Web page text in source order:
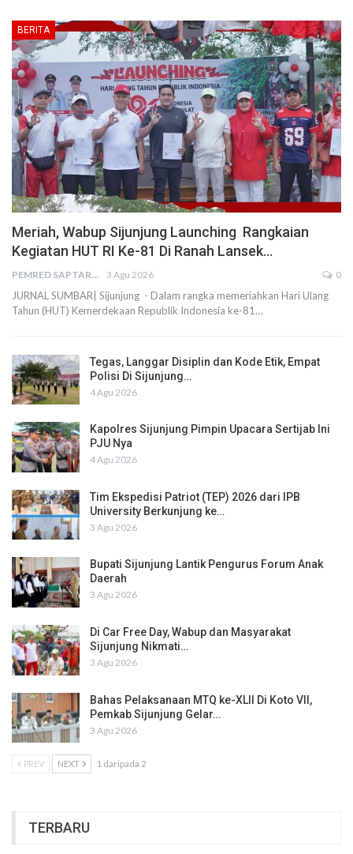
BERITA
Meriah, Wabup Sijunjung Launching Rangkaian
Kegiatan HUT RI Ke-81 Di Ranah Lansek…
PEMRED SAPTARIUS 3 Agu 2026 0
JURNAL SUMBAR| Sijunjung - Dalam rangka memeriahkan Hari Ulang
Tahun (HUT) Kemerdekaan Republik Indonesia ke-81…
Tegas, Langgar Disiplin dan Kode Etik, Empat
Polisi Di Sijunjung…
4 Agu 2026
Kapolres Sijunjung Pimpin Upacara Sertijab Ini
PJU Nya
4 Agu 2026
Tim Ekspedisi Patriot (TEP) 2026 dari IPB
University Berkunjung ke…
3 Agu 2026
Bupati Sijunjung Lantik Pengurus Forum Anak
Daerah
3 Agu 2026
Di Car Free Day, Wabup dan Masyarakat
Sijunjung Nikmati…
3 Agu 2026
Bahas Pelaksanaan MTQ ke-XLII Di Koto VII,
Pemkab Sijunjung Gelar…
3 Agu 2026
PREV NEXT 1 daripada 2
TERBARU